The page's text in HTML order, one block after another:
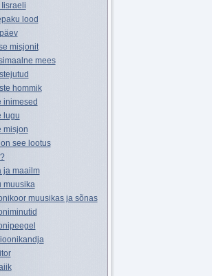
Iisraeli
lood
misjonit
mees
hommik
inimesed
lugu
misjon
see lootus
ja maailm
muusika
muusikas ja sõnas